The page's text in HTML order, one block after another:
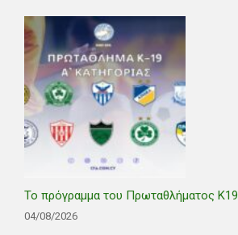
Το πρόγραμμα του Πρωταθλήματος Κ19
04/08/2026